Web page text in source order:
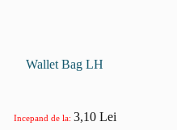
Wallet Bag LH
Incepand de la: 3,10 Lei